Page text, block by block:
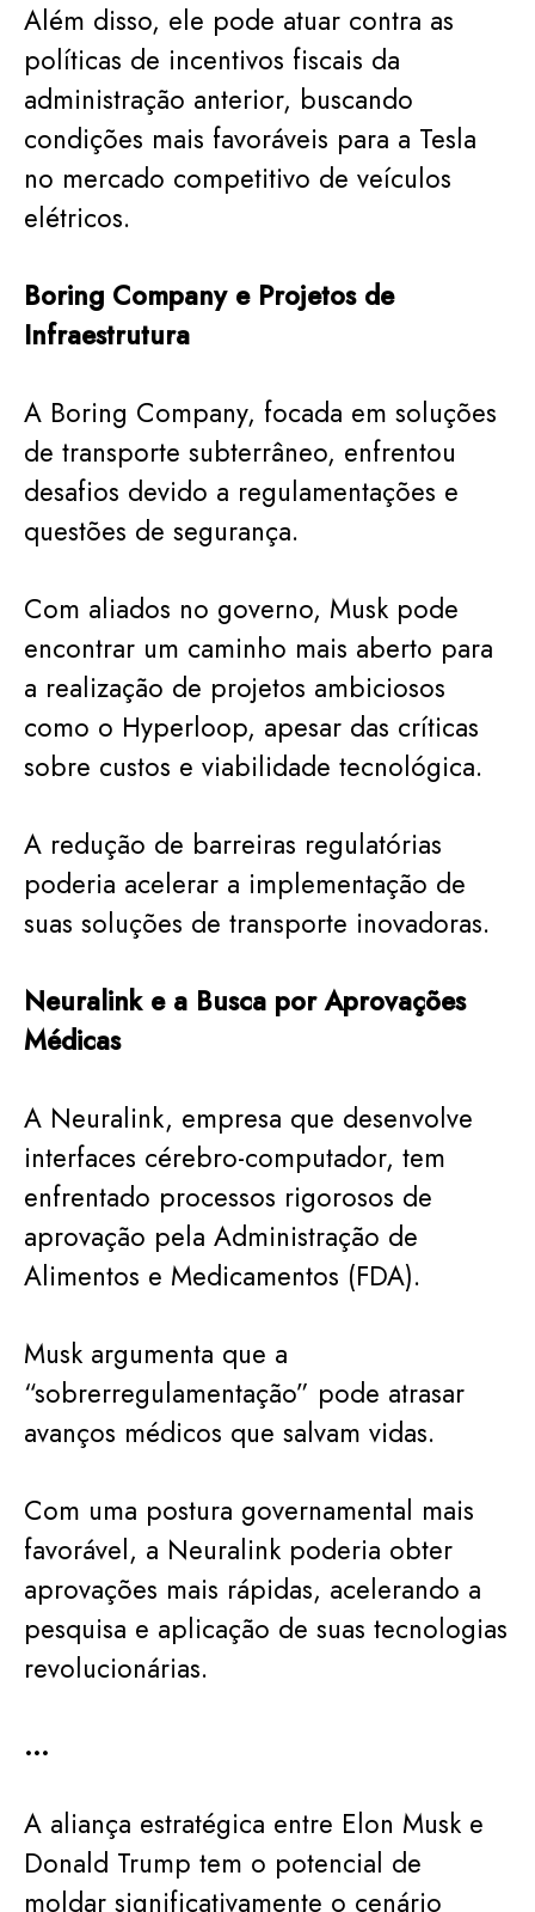
Além disso, ele pode atuar contra as
políticas de incentivos fiscais da
administração anterior, buscando
condições mais favoráveis para a Tesla
no mercado competitivo de veículos
elétricos.
Boring Company e Projetos de
Infraestrutura
A Boring Company, focada em soluções
de transporte subterrâneo, enfrentou
desafios devido a regulamentações e
questões de segurança.
Com aliados no governo, Musk pode
encontrar um caminho mais aberto para
a realização de projetos ambiciosos
como o Hyperloop, apesar das críticas
sobre custos e viabilidade tecnológica.
A redução de barreiras regulatórias
poderia acelerar a implementação de
suas soluções de transporte inovadoras.
Neuralink e a Busca por Aprovações
Médicas
A Neuralink, empresa que desenvolve
interfaces cérebro-computador, tem
enfrentado processos rigorosos de
aprovação pela Administração de
Alimentos e Medicamentos (FDA).
Musk argumenta que a
“sobrerregulamentação” pode atrasar
avanços médicos que salvam vidas.
Com uma postura governamental mais
favorável, a Neuralink poderia obter
aprovações mais rápidas, acelerando a
pesquisa e aplicação de suas tecnologias
revolucionárias.
…
A aliança estratégica entre Elon Musk e
Donald Trump tem o potencial de
moldar significativamente o cenário